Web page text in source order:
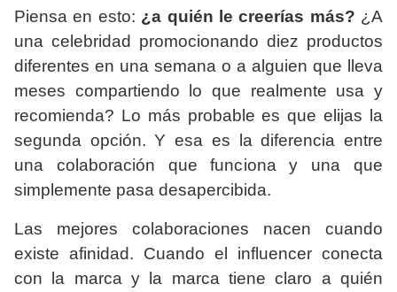
Piensa en esto: ¿a quién le creerías más? ¿A
una celebridad promocionando diez productos
diferentes en una semana o a alguien que lleva
meses compartiendo lo que realmente usa y
recomienda? Lo más probable es que elijas la
segunda opción. Y esa es la diferencia entre
una colaboración que funciona y una que
simplemente pasa desapercibida.
Las mejores colaboraciones nacen cuando
existe afinidad. Cuando el influencer conecta
con la marca y la marca tiene claro a quién